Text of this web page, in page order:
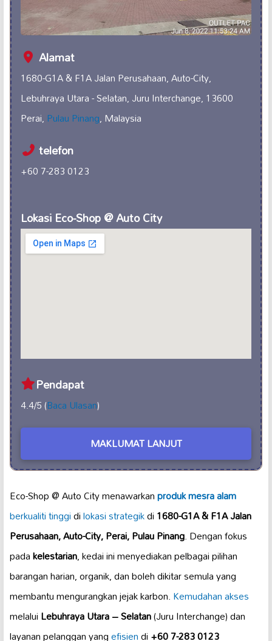
Alamat
1680-G1A & F1A Jalan Perusahaan, Auto-City,
Lebuhraya Utara - Selatan, Juru Interchange, 13600
Perai,Pulau Pinang, Malaysia
telefon
+60 7-283 0123
Lokasi Eco-Shop @ Auto City
Pendapat
4.4/5 (Baca Ulasan)
MAKLUMAT LANJUT
Eco-Shop @ Auto City menawarkanproduk mesra alam
berkualiti tinggidilokasi strategikdi1680-G1A & F1A Jalan
Perusahaan, Auto-City, Perai, Pulau Pinang. Dengan fokus
padakelestarian, kedai ini menyediakan pelbagai pilihan
barangan harian, organik, dan boleh dikitar semula yang
membantu mengurangkan jejak karbon.Kemudahan akses
melaluiLebuhraya Utara – Selatan(Juru Interchange) dan
layanan pelanggan yangefisiendi+60 7-283 0123